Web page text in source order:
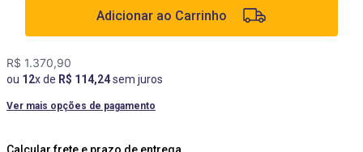
Adicionar ao Carrinho
R$ 1.370,90
ou 12x de R$ 114,24sem juros
Ver mais opções de pagamento